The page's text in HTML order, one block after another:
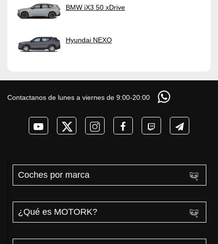
BMW iX3 50 xDrive
Hyundai NEXO
Contactanos de lunes a viernes de 9:00-20:00
Coches por marca
¿Qué es MOTORK?